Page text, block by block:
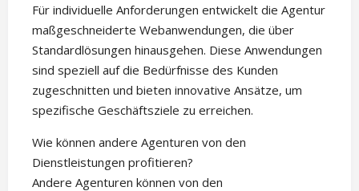
Für individuelle Anforderungen entwickelt die Agentur
maßgeschneiderte Webanwendungen, die über
Standardlösungen hinausgehen. Diese Anwendungen
sind speziell auf die Bedürfnisse des Kunden
zugeschnitten und bieten innovative Ansätze, um
spezifische Geschäftsziele zu erreichen.
Wie können andere Agenturen von den
Dienstleistungen profitieren?
Andere Agenturen können von den